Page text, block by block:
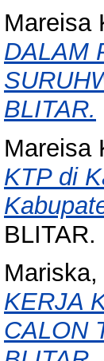
Mareisa
DALAM
BLITAR.
Mareisa
KTP di
BLITAR.
KERJA
CALON